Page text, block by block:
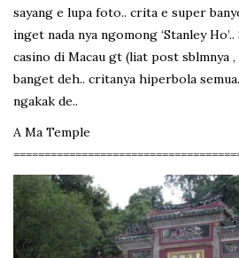
sayang e lupa foto.. crita e super
inget nada nya ngomong ‘Stanley
casino di Macau gt (liat post sblmnya
banget deh.. critanya hiperbola
ngakak de..
A Ma Temple